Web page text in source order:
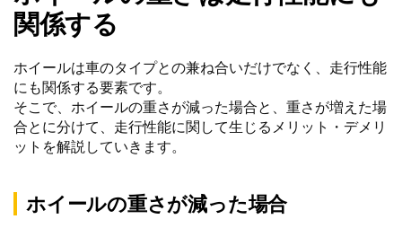
関係する
ホイールは車のタイプとの兼ね合いだけでなく、走行性能
にも関係する要素です。
そこで、ホイールの重さが減った場合と、重さが増えた場
合とに分けて、走行性能に関して生じるメリット・デメリ
ットを解説していきます。
ホイールの重さが減った場合